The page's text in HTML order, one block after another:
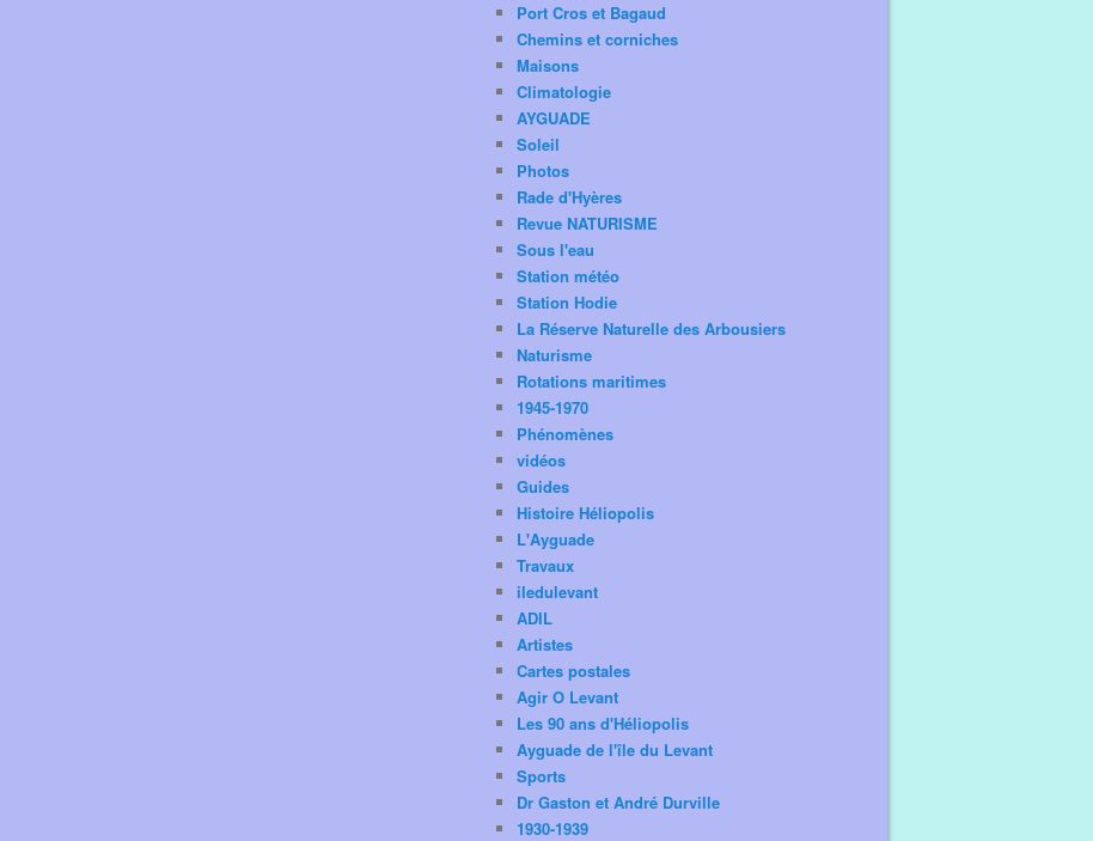
Port Cros et Bagaud
Chemins et corniches
Maisons
Climatologie
AYGUADE
Soleil
Photos
Rade d'Hyères
Revue NATURISME
Sous l'eau
Station météo
Station Hodie
La Réserve Naturelle des Arbousiers
Naturisme
Rotations maritimes
1945-1970
Phénomènes
vidéos
Guides
Histoire Héliopolis
L'Ayguade
Travaux
iledulevant
ADIL
Artistes
Cartes postales
Agir O Levant
Les 90 ans d'Héliopolis
Ayguade de l'île du Levant
Sports
Dr Gaston et André Durville
1930-1939